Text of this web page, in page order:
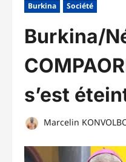
Burkina Société
Burkina/
s’est
Marcelin